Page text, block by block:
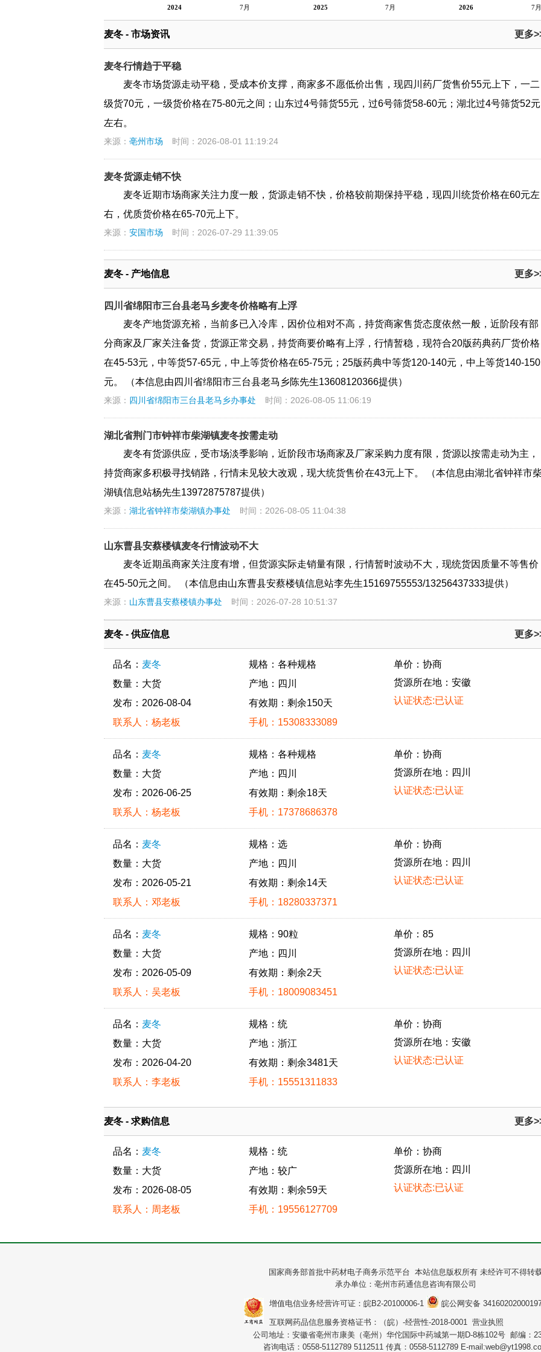
2024 7月 2025 7月 2026 7月
麦冬 - 市场资讯 更多
麦冬行情趋于平稳
麦冬市场货源走动平稳，受成本价支撑，商家多不愿低价出售，现四川药厂货售价55元上下，一二
级货70元，一级货价格在75-80元之间；山东过4号筛货55元，过6号筛货58-60元；湖北过4号筛货52元
左右。
来源： 亳州市场 时间：2026-08-01 11:19:24
麦冬货源走销不快
麦冬近期市场商家关注力度一般，货源走销不快，价格较前期保持平稳，现四川统货价格在60元左
右，优质货价格在65-70元上下。
来源： 安国市场 时间：2026-07-29 11:39:05
麦冬 - 产地信息 更多
四川省绵阳市三台县老马乡麦冬价格略有上浮
麦冬产地货源充裕，当前多已入冷库，因价位相对不高，持货商家售货态度依然一般，近阶段有部
分商家及厂家关注备货，货源正常交易，持货商要价略有上浮，行情暂稳，现符合20版药典药厂货价格
在45-53元，中等货57-65元，中上等货价格在65-75元；25版药典中等货120-140元，中上等货140-150
元。 （本信息由四川省绵阳市三台县老马乡陈先生13608120366提供）
来源： 四川省绵阳市三台县老马乡办事处 时间：2026-08-05 11:06:19
湖北省荆门市钟祥市柴湖镇麦冬按需走动
麦冬有货源供应，受市场淡季影响，近阶段市场商家及厂家采购力度有限，货源以按需走动为主，
持货商家多积极寻找销路，行情未见较大改观，现大统货售价在43元上下。 （本信息由湖北省钟祥市
湖镇信息站杨先生13972875787提供）
来源： 湖北省钟祥市柴湖镇办事处 时间：2026-08-05 11:04:38
山东曹县安蔡楼镇麦冬行情波动不大
麦冬近期虽商家关注度有增，但货源实际走销量有限，行情暂时波动不大，现统货因质量不等售价
在45-50元之间。 （本信息由山东曹县安蔡楼镇信息站李先生15169755553/13256437333提供）
来源： 山东曹县安蔡楼镇办事处 时间：2026-07-28 10:51:37
麦冬 - 供应信息 更多
品名： 麦冬
数量：大货
发布：2026-08-04
联系人：杨老板
规格：各种规格
产地：四川
有效期：剩余150天
手机：15308333089
单价：协商
货源所在地：安徽
认证状态:已认证
品名： 麦冬
数量：大货
发布：2026-06-25
联系人：杨老板
规格：各种规格
产地：四川
有效期：剩余18天
手机：17378686378
单价：协商
货源所在地：四川
认证状态:已认证
品名： 麦冬
数量：大货
发布：2026-05-21
联系人：邓老板
规格：选
产地：四川
有效期：剩余14天
手机：18280337371
单价：协商
货源所在地：四川
认证状态:已认证
品名： 麦冬
数量：大货
发布：2026-05-09
联系人：吴老板
规格：90粒
产地：四川
有效期：剩余2天
手机：18009083451
单价：85
货源所在地：四川
认证状态:已认证
品名： 麦冬
数量：大货
发布：2026-04-20
联系人：李老板
规格：统
产地：浙江
有效期：剩余3481天
手机：15551311833
单价：协商
货源所在地：安徽
认证状态:已认证
麦冬 - 求购信息 更多
品名： 麦冬
数量：大货
发布：2026-08-05
联系人：周老板
规格：统
产地：较广
有效期：剩余59天
手机：19556127709
单价：协商
货源所在地：四川
认证状态:已认证
国家商务部首批中药材电子商务示范平台 本站信息版权所有 未经许可不得转
承办单位：亳州市药通信息咨询有限公司
增值电信业务经营许可证：皖B2-20100006-1 皖公网安备
互联网药品信息服务资格证书：（皖）-经营性-2018-0001 营业执照
公司地址：安徽省亳州市康美（亳州）华佗国际中药城第一期D-8栋102号 邮编：
咨询电话：0558-5112789 5112511 传真：0558-5112789 E-